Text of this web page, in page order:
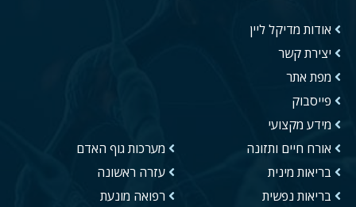
אודות מדיקל ליין
יצירת קשר
מפת אתר
פייסבוק
מידע מקצועי
אורח חיים ותזונה
בריאות מינית
בריאות נפשית
מערכות גוף האדם
עזרה ראשונה
רפואה מונעת